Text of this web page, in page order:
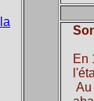
En
Au